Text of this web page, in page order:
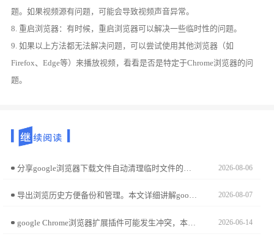
题。如果视频源有问题，可能会导致视频声音异常。
8. 重启浏览器：有时候，重启浏览器可以解决一些临时性的问题。
9. 如果以上方法都无法解决问题，可以尝试使用其他浏览器（如
Firefox、Edge等）来播放视频，看看是否是特定于Chrome浏览器的问
题。
分享google浏览器下载文件自动清理临时文件的设置方法，帮助用户释放存储空间，提升系统性能。 2026-08-06
导出浏览历史方便备份和管理。本文详细讲解google浏览器导出浏览历史的方法及步骤，帮助用户轻松保存重要浏览数据，便于随时查看。 2026-08-07
google Chrome浏览器扩展插件可能发生冲突，本文分享处理经验与操作技巧，帮助用户快速解决问题，保障浏览器稳定运行。 2026-06-14